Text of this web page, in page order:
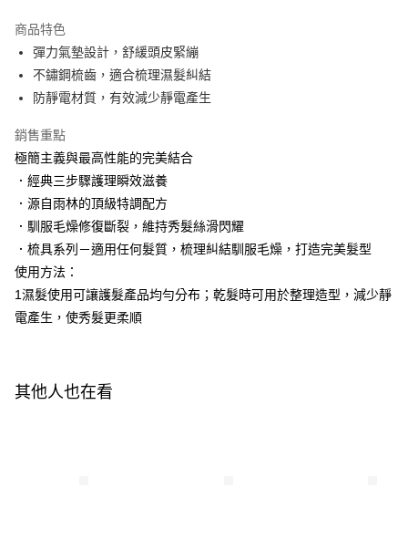
Google Pay
AFTEE先享後付
相關說明
AFTEE先享後付是「在收到商品之後才付款」的支付方式。 讓您購物簡單
１．簡單：不需註冊會員、不需綁卡、不需儲值。
２．便利：只要手機號碼，簡訊認證，即可結帳。
３．安心：先確認商品／服務後，再付款。
【「AFTEE先享後付」結帳流程】
１．於結帳方式選擇「AFTEE先享後付」後，將跳轉至「AFTEE先享後付」
２．訂單成立數日內，您將收到繳費通知簡訊。
３．收到繳費通知簡訊後14天內，點擊此簡訊中的連結，可透過四大超商／
ATM／網路銀行／等多元方式進行付款，方視為交易完成。
※ 請注意：結帳手續完成當下不需立刻繳費，但若您需要取消訂單，請聯絡
是否繳費成功／繳費後需取消欲退款等相關疑問，請聯繫「AFTEE先享後付
運送方式
付款後全家取貨
付款後萊爾富取貨
每筆NT$100，滿NT$3,000(含以上)免運費
付款後7-11取貨
每筆NT$100，滿NT$3,000(含以上)免運費
宅配-離島
商品特色
彈力氣墊設計，舒緩頭皮緊繃
不鏽鋼梳齒，適合梳理濕髮糾結
防靜電材質，有效減少靜電產生
銷售重點
極簡主義與最高性能的完美結合
．經典三步驟護理瞬效滋養
．源自雨林的頂級特調配方
．馴服毛燥修復斷裂，維持秀髮絲滑閃耀
．梳具系列－適用任何髮質，梳理糾結馴服毛燥，打造完美髮型
使用方法：
1濕髮使用可讓護髮產品均勻分布；乾髮時可用於整理造型，減少靜
電產生，使秀髮更柔順
其他人也在看